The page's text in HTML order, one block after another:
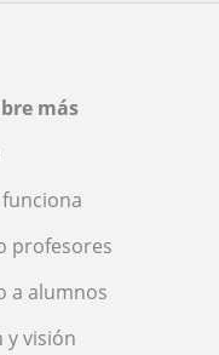
más
profesores
a alumnos
y visión